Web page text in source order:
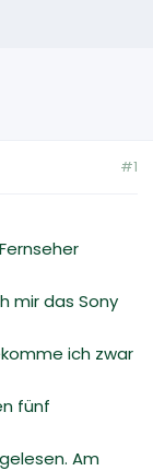
#1
mir das Sony
ich zwar
fünf
Am